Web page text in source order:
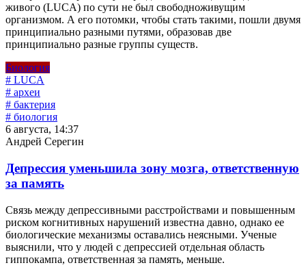
живого (LUCA) по сути не был свободноживущим
организмом. А его потомки, чтобы стать такими, пошли двумя
принципиально разными путями, образовав две
принципиально разные группы существ.
Биология
# LUCA
# археи
# бактерия
# биология
6 августа, 14:37
Андрей Серегин
Депрессия уменьшила зону мозга, ответственную
за память
Связь между депрессивными расстройствами и повышенным
риском когнитивных нарушений известна давно, однако ее
биологические механизмы оставались неясными. Ученые
выяснили, что у людей с депрессией отдельная область
гиппокампа, ответственная за память, меньше.